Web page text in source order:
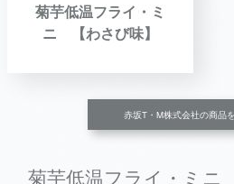
菊芋低温フライ・ミ
ニ 【わさび味】
赤坂T・M株式会社の商品
菊芋低温フライ・ミ